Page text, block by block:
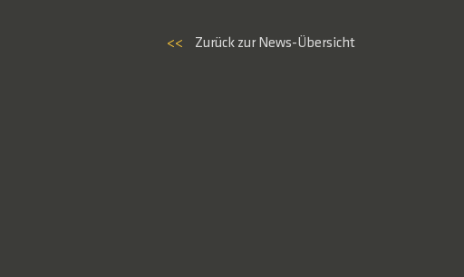
<< Zurück zur News-Übersicht